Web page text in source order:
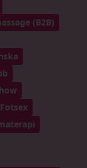
(B2B)